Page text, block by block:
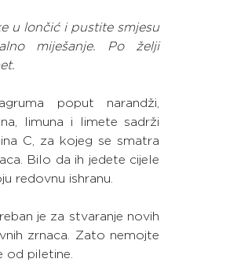
u lončić i pustite smjesu
miješanje. Po želji
poput narandži,
limuna i limete sadrži
C, za kojeg se smatra
Bilo da ih jedete cijele
redovnu ishranu.
je za stvaranje novih
zrnaca. Zato nemojte
od piletine.